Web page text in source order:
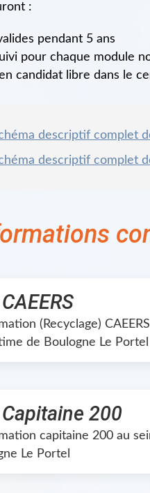
:
pendant 5 ans
pour chaque module
candidat libre dans le
descriptif complet
descriptif complet
(Recyclage)
de Boulogne Le Portel
200
capitaine 200 au
Le Portel